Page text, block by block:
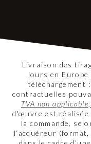
Livraison des
jours en
téléchargement
contractuelles
TVA non
d'œuvre est réalisée
la commande,
l’acquéreur